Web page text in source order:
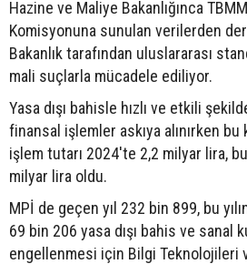
Hazine ve Maliye Bakanlığınca
Komisyonuna sunulan verilerden
Bakanlık tarafından uluslararası
mali suçlarla mücadele ediliyor.
Yasa dışı bahisle hızlı ve etkili
finansal işlemler askıya alınırken
işlem tutarı 2024'te 2,2 milyar lira, bu
milyar lira oldu.
MPİ de geçen yıl 232 bin 899, bu
69 bin 206 yasa dışı bahis ve sanal
engellenmesi için Bilgi Teknolojileri